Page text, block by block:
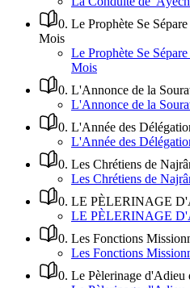
0. Le Prophète Se
Mois
Le Prophète Se
Mois
0. L'Annonce de la
L'Annonce de la
0. L'Année des
L'Année des
0. Les Chrétiens de
Les Chrétiens de
0. LE PÈLERINAGE
LE PÈLERINAGE
0. Les Fonctions
Les Fonctions
0. Le Pèlerinage d'Adieu